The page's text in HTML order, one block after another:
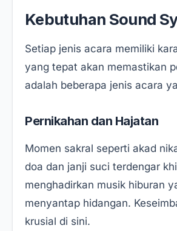
Kebutuhan Sound
Setiap jenis acara memiliki
yang tepat akan memastikan
adalah beberapa jenis acara
Pernikahan dan Hajatan
Momen sakral seperti akad
doa dan janji suci terdengar
menghadirkan musik hiburan
menyantap hidangan.
krusial di sini.